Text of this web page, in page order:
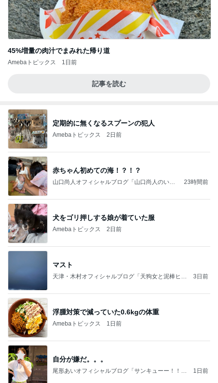
45%増量の肉汁でまみれた帰り道
Amebaトピックス 1日前
記事を読む
定期的に無くなるスプーンの犯人
Amebaトピックス 2日前
赤ちゃん初めての海！？！？
山口尚人オフィシャルブログ「山口尚人のいき
23時間前
犬をゴリ押しする娘が着ていた服
Amebaトピックス 2日前
マスト
天津・木村オフィシャルブログ「天狗女と泥棒ヒゲ
3日前
浮腫対策で減っていた0.6kgの体重
Amebaトピックス 1日前
自分が嫌だ。。。
尾形あいオフィシャルブログ「サンキューー！！尾
1日前